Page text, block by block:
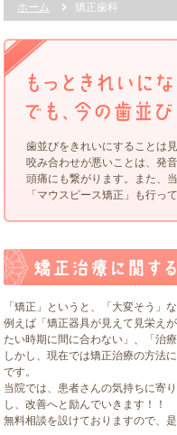
ホーム 矯正歯科
歯並びをきれいにすることは
咬み合わせが悪いことは、発
頭痛にも繋がります。また、
「マウスピース矯正」も行っ
「矯正」というと、「大変そう」
例えば「矯正器具が見えて見栄え
たい時期に間に合わない」、「治
しかし、現在では矯正治療の方法
です。
当院では、患者さんの気持ちに寄
し、改善へと励んでいきます！！
無料相談を設けておりますので、
ッフ紹介
セス